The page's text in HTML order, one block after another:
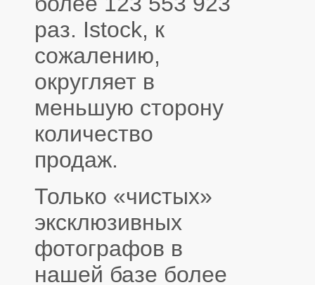
раз. Istock, к
сожалению,
округляет в
меньшую сторону
количество
продаж.
Только «чистых»
эксклюзивных
фотографов в
нашей базе более